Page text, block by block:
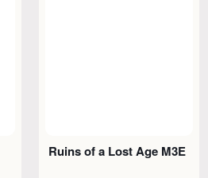
Ruins of a Lost Age M3E